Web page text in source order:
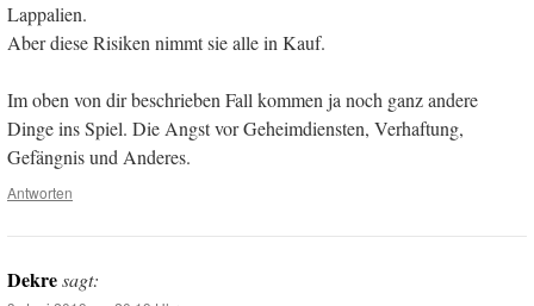
Lappalien.
Aber diese Risiken nimmt sie alle in Kauf.
Im oben von dir beschrieben Fall kommen ja noch ganz andere
Dinge ins Spiel. Die Angst vor Geheimdiensten, Verhaftung,
Gefängnis und Anderes.
Antworten
Dekresagt: